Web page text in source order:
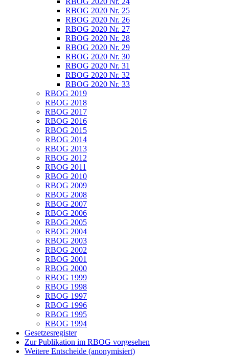
RBOG 2020 Nr. 25
RBOG 2020 Nr. 26
RBOG 2020 Nr. 27
RBOG 2020 Nr. 28
RBOG 2020 Nr. 29
RBOG 2020 Nr. 30
RBOG 2020 Nr. 31
RBOG 2020 Nr. 32
RBOG 2020 Nr. 33
RBOG 2019
RBOG 2018
RBOG 2017
RBOG 2016
RBOG 2015
RBOG 2014
RBOG 2013
RBOG 2012
RBOG 2011
RBOG 2010
RBOG 2009
RBOG 2008
RBOG 2007
RBOG 2006
RBOG 2005
RBOG 2004
RBOG 2003
RBOG 2002
RBOG 2001
RBOG 2000
RBOG 1999
RBOG 1998
RBOG 1997
RBOG 1996
RBOG 1995
RBOG 1994
Gesetzesregister
Zur Publikation im RBOG vorgesehen
Weitere Entscheide (anonymisiert)